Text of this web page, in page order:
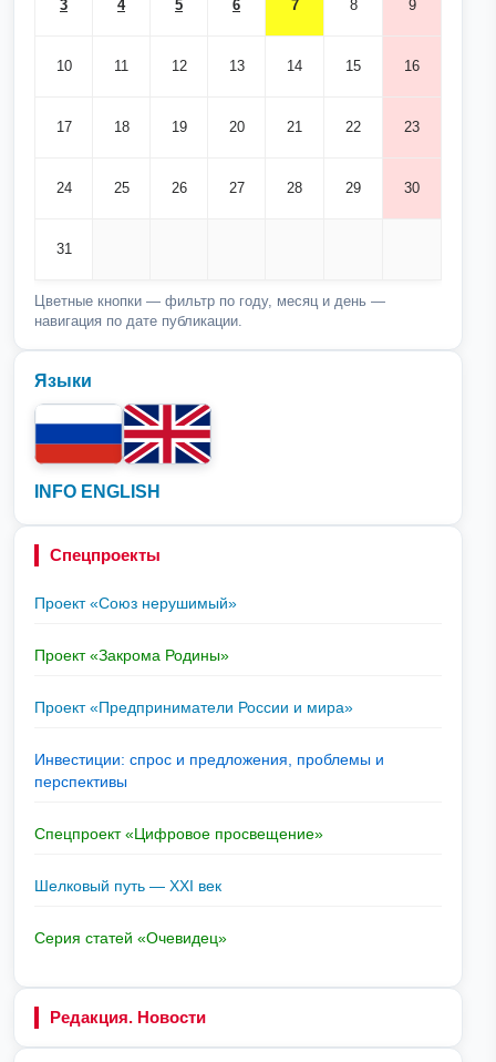
3 4 5 6 7 8 9
10 11 12 13 14 15 16
17 18 19 20 21 22 23
24 25 26 27 28 29 30
31
Цветные кнопки — фильтр по году, месяц и день —
навигация по дате публикации.
Языки
INFO ENGLISH
Спецпроекты
Проект «Союз нерушимый»
Проект «Закрома Родины»
Проект «Предприниматели России и мира»
Инвестиции: спрос и предложения, проблемы и
перспективы
Спецпроект «Цифровое просвещение»
Шелковый путь — XXI век
Серия статей «Очевидец»
Редакция. Новости